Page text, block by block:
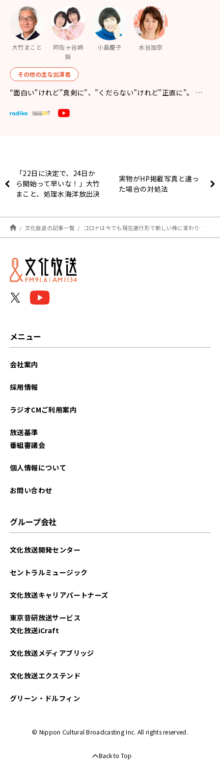
大竹まこと
阿佐ヶ谷姉
妹
小島慶子 水谷加奈
その他の主な出演者
“面白い”けれど”真剣に”、”くだらない”けれど”正直に”。 …
「22日に決定で、24日か
ら開始って早いな！」大竹
まこと、処理水海洋放出決
驚き
実物がHP掲載写真と違っ
た場合の対処法
文化放送の記事一覧 コロナは今でも現在進行形で新しい株に変わり続けている
メニュー
会社案内
採用情報
ラジオCMご利用案内
放送基準
番組審議会
個人情報について
お問い合わせ
グループ会社
文化放送開発センター
セントラルミュージック
文化放送キャリアパートナーズ
東京音研放送サービス
文化放送iCraft
文化放送メディアブリッジ
文化放送エクステンド
グリーン・ドルフィン
© Nippon Cultural Broadcasting Inc. All rights reserved.
Back to Top